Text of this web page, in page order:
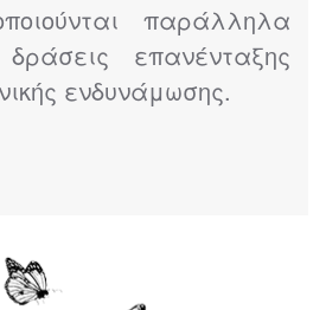
παράλληλα
δράσεις επανένταξης
ενδυνάμωσης.